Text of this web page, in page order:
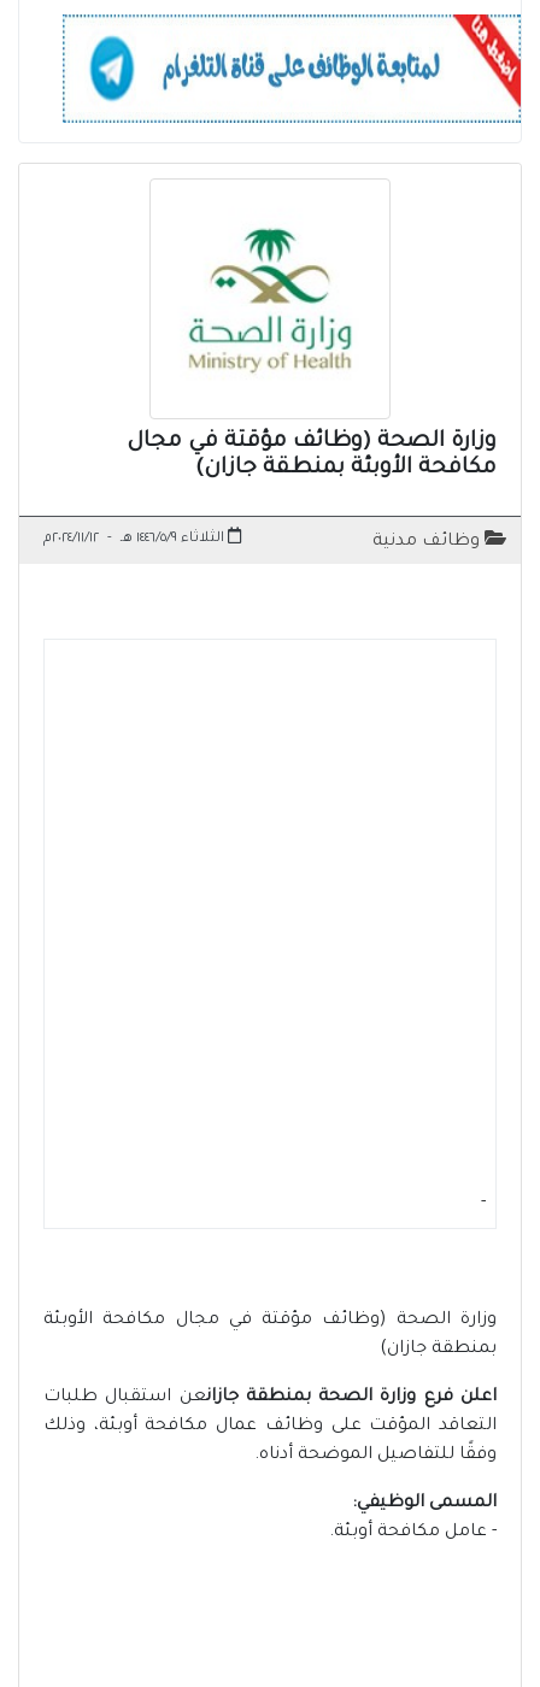
وزارة الصحة (وظائف مؤقتة في مجال
مكافحة الأوبئة بمنطقة جازان)
وظائف مدنية الثلاثاء ١٤٤٦/٥/٩ هـ - ٢٠٢٤/١١/١٢م
-
وزارة الصحة (وظائف مؤقتة في مجال مكافحة الأوبئة
بمنطقة جازان)
اعلن فرع وزارة الصحة بمنطقة جازانعن استقبال طلبات
التعاقد المؤقت على وظائف عمال مكافحة أوبئة، وذلك
وفقًا للتفاصيل الموضحة أدناه.
المسمى الوظيفي:
- عامل مكافحة أوبئة.